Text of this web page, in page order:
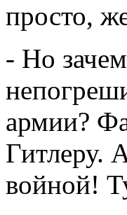
просто,
- Но
армии?
Гитлеру.
войной!